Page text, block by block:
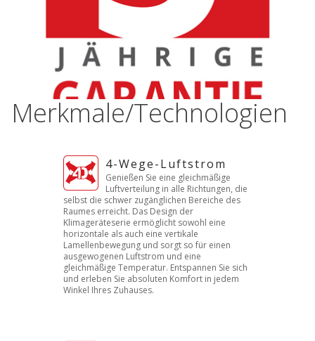
Merkmale/Technologien
4-Wege-Luftstrom
Genießen Sie eine gleichmäßige
Luftverteilung in alle Richtungen, die
selbst die schwer zugänglichen Bereiche des
Raumes erreicht. Das Design der
Klimageräteserie ermöglicht sowohl eine
horizontale als auch eine vertikale
Lamellenbewegung und sorgt so für einen
ausgewogenen Luftstrom und eine
gleichmäßige Temperatur. Entspannen Sie sich
und erleben Sie absoluten Komfort in jedem
Winkel Ihres Zuhauses.